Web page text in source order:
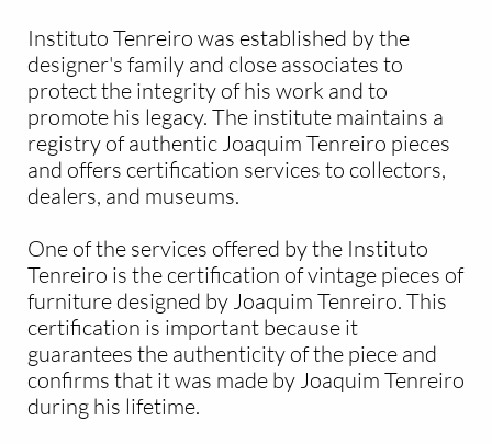
Instituto Tenreiro was established by the
designer's family and close associates to
protect the integrity of his work and to
promote his legacy. The institute maintains a
registry of authentic Joaquim Tenreiro pieces
and offers certification services to collectors,
dealers, and museums.
One of the services offered by the Instituto
Tenreiro is the certification of vintage pieces of
furniture designed by Joaquim Tenreiro. This
certification is important because it
guarantees the authenticity of the piece and
confirms that it was made by Joaquim Tenreiro
during his lifetime.